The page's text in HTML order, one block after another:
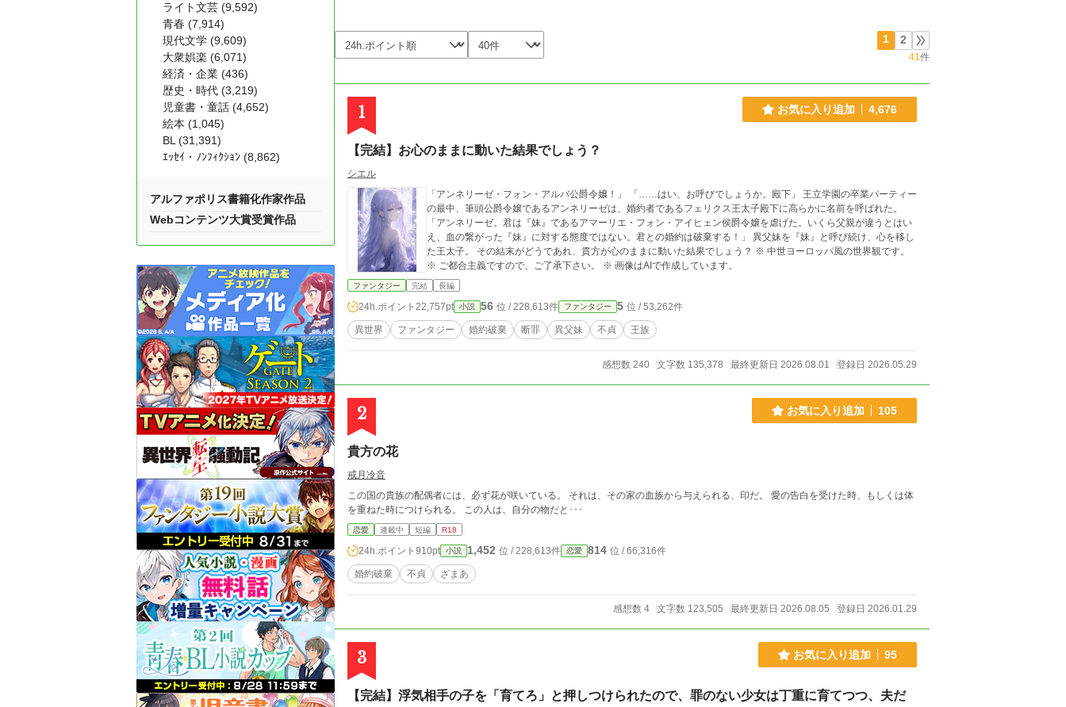
1 2
41件
1 お気に入り追加 4,676
【完結】お心のままに動いた結果でしょう？
シエル
「アンネリーゼ・フォン・アルバ公爵令嬢！」 「……はい、お呼びでしょうか。殿下」 王立学園の卒業パーティー
の最中、筆頭公爵令嬢であるアンネリーゼは、婚約者であるフェリクス王太子殿下に高らかに名前を呼ばれた。
「アンネリーゼ。君は『妹』であるアマーリエ・フォン・アイヒェン侯爵令嬢を虐げた。いくら父親が違うとはい
え、血の繋がった『妹』に対する態度ではない。君との婚約は破棄する！」 異父妹を『妹』と呼び続け、心を移し
た王太子。 その結末がどうであれ、貴方が心のままに動いた結果でしょう？ ※ 中世ヨーロッパ風の世界観です。
※ ご都合主義ですので、ご了承下さい。 ※ 画像はAIで作成しています。
ファンタジー 完結 長編
24h.ポイント 22,757pt 小説 56 位 / 228,613件 ファンタジー 5 位 / 53,262件
異世界 ファンタジー 婚約破棄 断罪 異父妹 不貞 王族
感想数 240 文字数 135,378 最終更新日 2026.08.01 登録日 2026.05.29
2 お気に入り追加 105
貴方の花
戒月冷音
この国の貴族の配偶者には、必ず花が咲いている。 それは、その家の血族から与えられる、印だ。 愛の告白を受けた時、もしくは体
を重ねた時につけられる。 この人は、自分の物だと･･･
恋愛 連載中 短編 R18
24h.ポイント 910pt 小説 1,452 位 / 228,613件 恋愛 814 位 / 66,316件
婚約破棄 不貞 ざまあ
感想数 4 文字数 123,505 最終更新日 2026.08.05 登録日 2026.01.29
3 お気に入り追加 95
【完結】浮気相手の子を「育てろ」と押しつけられたので、罪のない少女は丁重に育てつつ、夫だ
ライト文芸 (9,592)
青春 (7,914)
現代文学 (9,609)
大衆娯楽 (6,071)
経済・企業 (436)
歴史・時代 (3,219)
児童書・童話 (4,652)
絵本 (1,045)
BL (31,391)
ｴｯｾｲ・ﾉﾝﾌｨｸｼｮﾝ (8,862)
アルファポリス書籍化作家作品
Webコンテンツ大賞受賞作品